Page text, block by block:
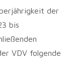
der
bis
VDV folgende